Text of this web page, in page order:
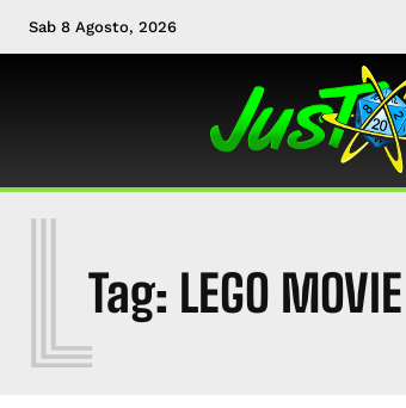
Sab 8 Agosto, 2026
Tag: LEGO MOVIE
L